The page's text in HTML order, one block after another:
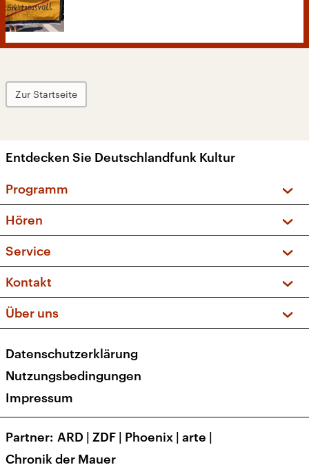
Zur Startseite
Entdecken Sie Deutschlandfunk Kultur
Programm
Sendungen und Podcasts
Musikliste
Kakadu – Das Kinderprogramm
Hören
Frequenzen (UKW + DAB+)
Service
FAQ
Apps
Newsletter
Veranstaltungen
Kontakt
Social Media
Über uns
Presse
Karriere
Transparenz
Datenschutzerklärung
Nutzungsbedingungen
Impressum
Partner ARD | ZDF | Phoenix | arte |
Chronik der Mauer